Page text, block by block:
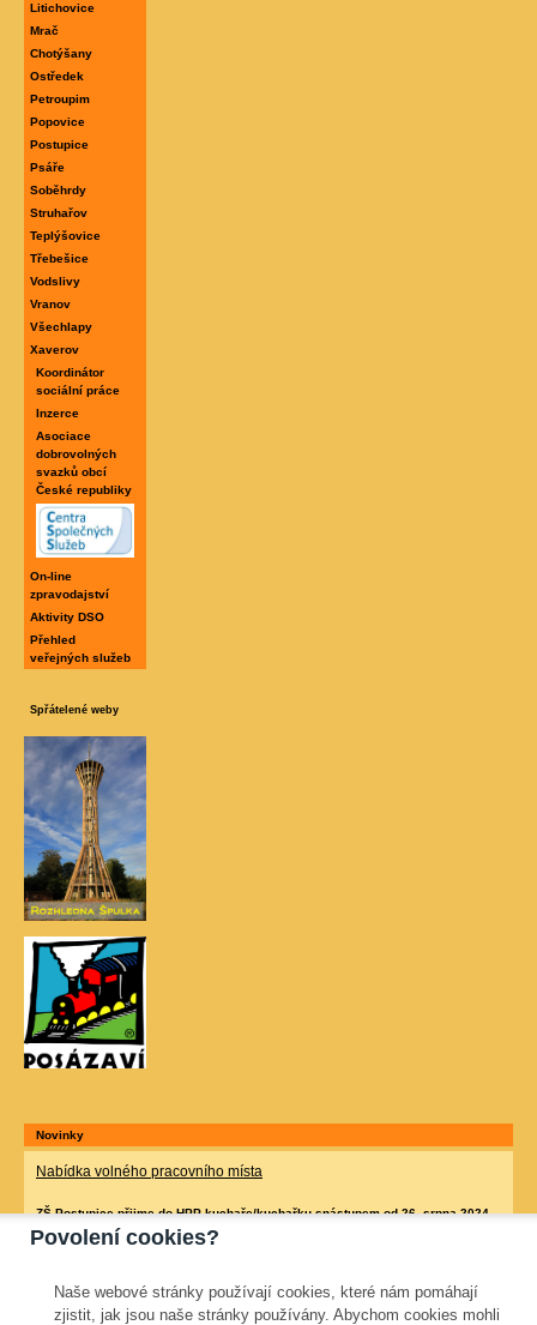
Litichovice
Mrač
Chotýšany
Ostředek
Petroupim
Popovice
Postupice
Psáře
Soběhrdy
Struhařov
Teplýšovice
Třebešice
Vodslivy
Vranov
Všechlapy
Xaverov
Koordinátor
sociální práce
Inzerce
Asociace
dobrovolných
svazků obcí
České republiky
On-line
zpravodajství
Aktivity DSO
Přehled
veřejných služeb
Spřátelené weby
Novinky
Nabídka volného pracovního místa
ZŠ Postupice přijme do HPP kuchaře/kuchařku snástupem od 26. srpna 2024.
Bližší informace na tel. 733 691 488 (Mgr. Vesecká) nebo na e-mailu
Povolení cookies?
Naše webové stránky používají cookies, které nám pomáhají
zjistit, jak jsou naše stránky používány. Abychom cookies mohli